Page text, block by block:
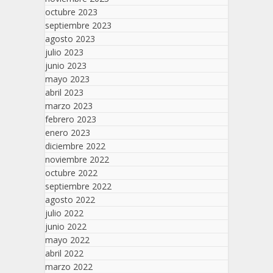
octubre 2023
septiembre 2023
agosto 2023
julio 2023
junio 2023
mayo 2023
abril 2023
marzo 2023
febrero 2023
enero 2023
diciembre 2022
noviembre 2022
octubre 2022
septiembre 2022
agosto 2022
julio 2022
junio 2022
mayo 2022
abril 2022
marzo 2022